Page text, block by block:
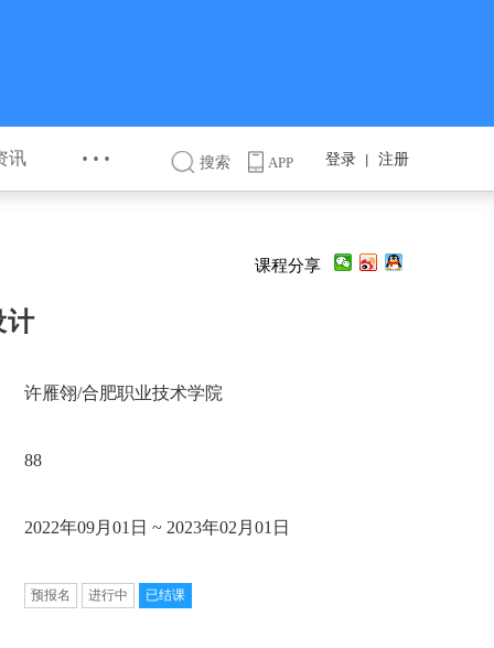
讯 ··· 搜索 APP 登录 注册
课程分享
计
许雁翎/合肥职业技术学院
88
2022年09月01日 ~ 2023年02月01日
预报名 进行中 已结课